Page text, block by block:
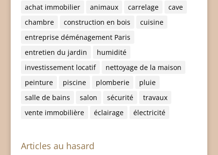
achat immobilier animaux carrelage
cave
chambre
construction en bois
cuisine
entreprise déménagement Paris
entretien du jardin
humidité
investissement locatif
nettoyage de la maison
peinture
piscine plomberie
pluie
salle de bains
salon sécurité
travaux
vente immobilière
éclairage électricité
Articles au hasard